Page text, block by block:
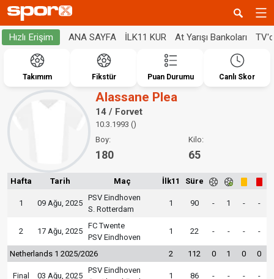
Hızlı Erişim ANA SAYFA İLK11 KUR At Yarışı Bankoları
Takımım Fikstür Puan Durumu Canlı Skor
Alassane Plea
14 / Forvet
10.3.1993 ()
Boy:
180
Kilo:
65
Hafta Tarih Maç İlk11 Süre
1 09 Ağu, 2025
PSV Eindhoven
S. Rotterdam
1 90 - 1 - -
2 17 Ağu, 2025
FC Twente
PSV Eindhoven
1 22 - - - -
Netherlands 1 2025/2026 2 112 0 1 0 0
Final 03 Ağu, 2025
PSV Eindhoven
1 86 - - - -